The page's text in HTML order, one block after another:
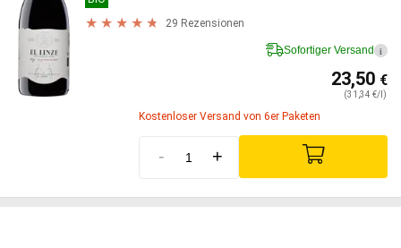
29 Rezensionen
Sofortiger Versand i
23,50 €
(31,34 €/l)
Kostenloser Versand von 6er Paketen
- +